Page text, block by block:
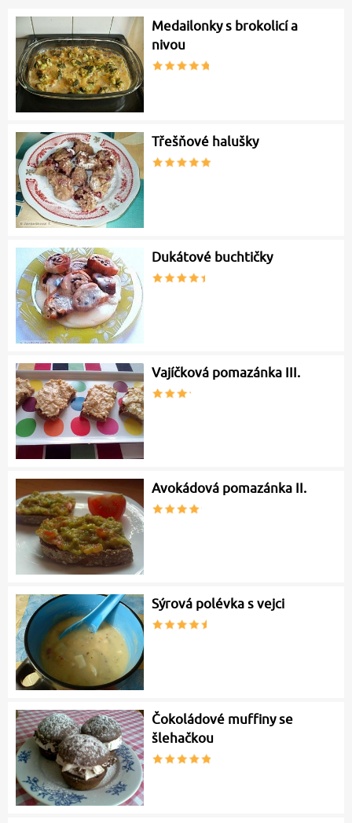
Medailonky s brokolicí a
nivou
Třešňové halušky
Dukátové buchtičky
Vajíčková pomazánka III.
Avokádová pomazánka II.
Sýrová polévka s vejci
Čokoládové muffiny se
šlehačkou